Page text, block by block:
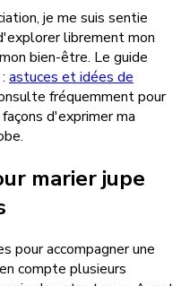
je me suis sentie
librement mon
bien-être. Le guide
astuces et idées de
fréquemment pour
d'exprimer ma
marier jupe
pour accompagner une
compte plusieurs